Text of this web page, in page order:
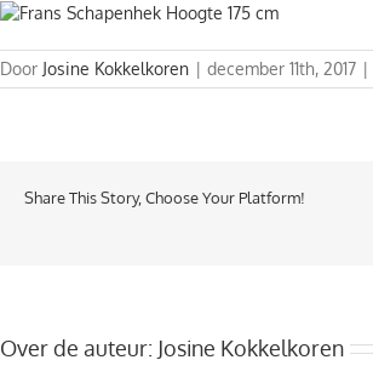
Door Josine Kokkelkoren | december 11th, 2017 |
Share This Story, Choose Your Platform!
Over de auteur: Josine Kokkelkoren